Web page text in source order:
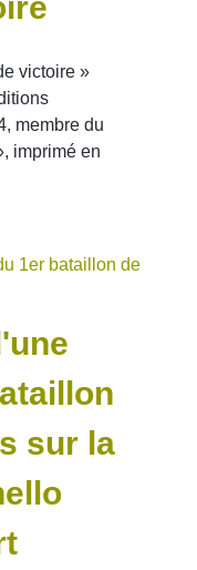
victoire »
membre du
imprimé en
sur la